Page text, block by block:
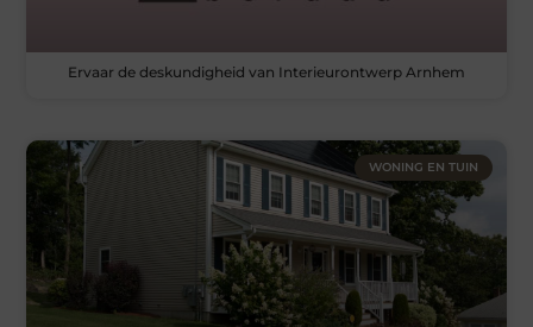
Ervaar de deskundigheid van Interieurontwerp Arnhem
WONING EN TUIN